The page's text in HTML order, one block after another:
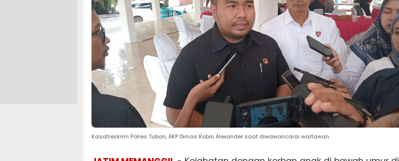
Kasatreskrim Polres Tuban, AKP Dimas Robin Alexander saat diwawancarai wartawan